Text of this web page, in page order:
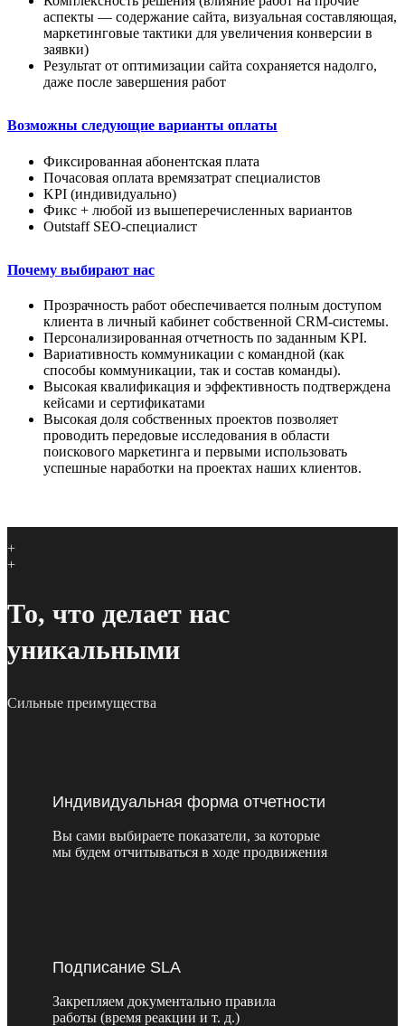
аспекты — содержание сайта, визуальная составляющая,
маркетинговые тактики для увеличения конверсии в
заявки)
Результат от оптимизации сайта сохраняется надолго,
даже после завершения работ
Возможны следующие варианты оплаты
Фиксированная абонентская плата
Почасовая оплата времязатрат специалистов
KPI (индивидуально)
Фикс + любой из вышеперечисленных вариантов
Outstaff SEO-специалист
Почему выбирают нас
Прозрачность работ обеспечивается полным доступом
клиента в личный кабинет собственной CRM-системы.
Персонализированная отчетность по заданным KPI.
Вариативность коммуникации с командной (как
способы коммуникации, так и состав команды).
Высокая квалификация и эффективность подтверждена
кейсами и сертификатами
Высокая доля собственных проектов позволяет
проводить передовые исследования в области
поискового маркетинга и первыми использовать
успешные наработки на проектах наших клиентов.
+
+
То, что делает нас
уникальными
Сильные преимущества
Индивидуальная форма отчетности
Вы сами выбираете показатели, за которые
мы будем отчитываться в ходе продвижения
Подписание SLA
Закрепляем документально правила
работы (время реакции и т. д.)